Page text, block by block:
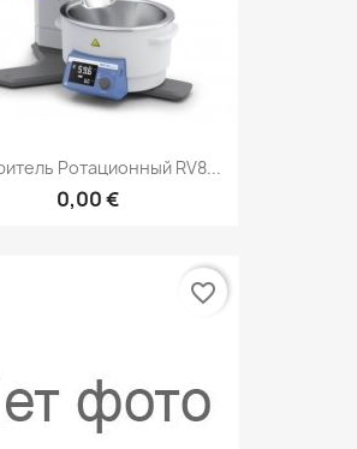
Ротационный RV8...
0,00 €
favorite_border